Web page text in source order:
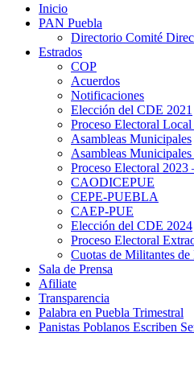
Inicio
PAN Puebla
Directorio Comité
Estrados
COP
Acuerdos
Notificaciones
Elección del CDE 2021
Proceso Electoral Local
Asambleas Municipales
Asambleas
Proceso Electoral 2023
CAODICEPUE
CEPE-PUEBLA
CAEP-PUE
Elección del CDE 2024
Proceso Electoral
Cuotas de Militantes
Sala de Prensa
Afiliate
Transparencia
Palabra en Puebla Trimestral
Panistas Poblanos Escriben